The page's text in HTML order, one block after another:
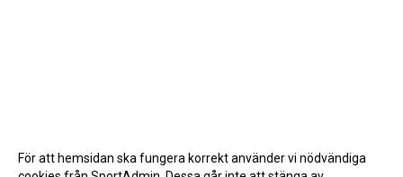
För att hemsidan ska fungera korrekt använder vi nödvändiga